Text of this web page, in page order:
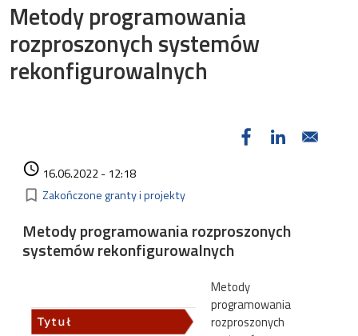
Metody programowania
rozproszonych systemów
rekonfigurowalnych
access_time 16.06.2022 - 12:18
bookmark_border Kategorie
Zakończone granty i projekty
Metody programowania rozproszonych
systemów rekonfigurowalnych
Metody
programowania
rozproszonych